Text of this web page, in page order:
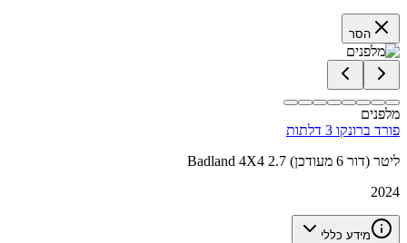
הסר
מלפנים
פורד ברונקו 3 דלתות
Badland 4X4 2.7 ליטר (דור 6 מעודכן)
2024
מידע כללי